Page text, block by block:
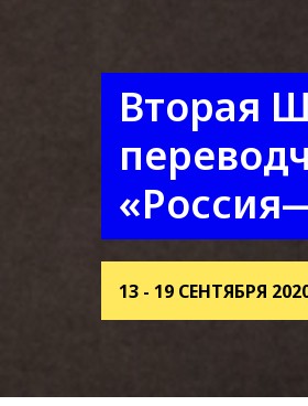
Вторая
13 - 19 СЕНТЯБРЯ